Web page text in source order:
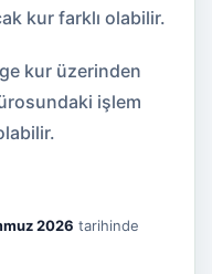
kur farklı olabilir.
kur üzerinden
işlem
2026 tarihinde